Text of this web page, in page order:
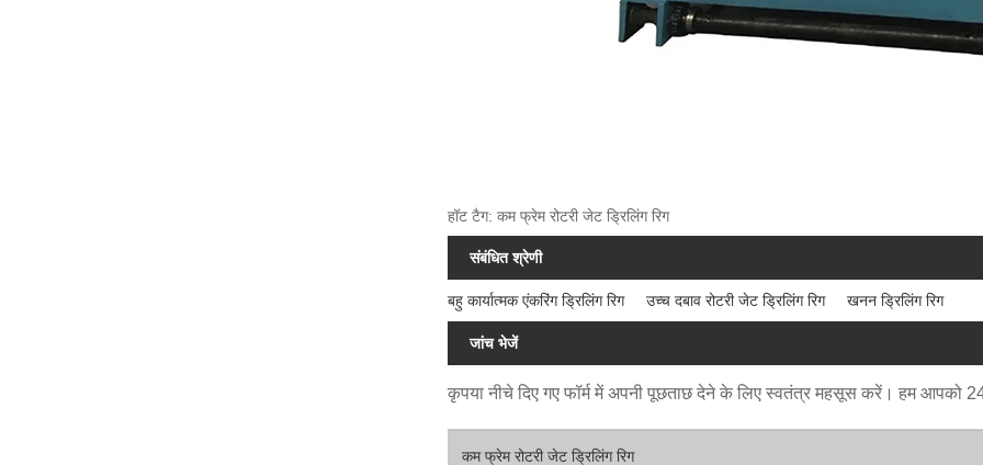
हॉट टैग: कम फ्रेम रोटरी जेट ड्रिलिंग रिग
संबंधित श्रेणी
बहु कार्यात्मक एंकरिंग ड्रिलिंग रिग उच्च दबाव रोटरी जेट ड्रिलिंग रिग खनन ड्रिलिंग रिग
जांच भेजें
कृपया नीचे दिए गए फॉर्म में अपनी पूछताछ देने के लिए स्वतंत्र महसूस करें। हम आपको